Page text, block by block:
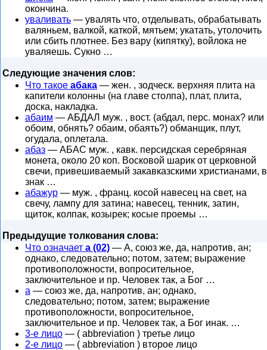
окончина.
уваливать — увалять что, отделывать, обрабатывать
валяньем, валкой, каткой, мятьем; укатать, утолочить
или сбить плотнее. Без вару (кипятку), войлока не
уваляешь. Сукно …
Следующие значения слов:
Что такое абака — жен. , зодческ. верхняя плита на
капители колонны (на главе столпа), плат, плита,
доска, накладка.
абаим — АБДАЛ муж. , вост. (абдал, перс. монах? или
обоим, обнять? обаим, обаять?) обманщик, плут,
огудала, оплетала.
абаз — АБАС муж. , кавк. персидская серебряная
монета, около 20 коп. Восковой шарик от церковной
свечи, привешиваемый закавказскими христианами, в
знак …
абажур — муж. , франц. косой навесец на свет, на
свечу, лампу для затина; навесец, тенник, затин,
щиток, колпак, козырек; косые проемы …
Предыдущие толкования слова:
Что означает а (02) — А, союз же, да, напротив, ан;
однако, следовательно; потом, затем; выражение
противоположности, вопросительное,
заключительное и пр. Человек так, а Бог …
а — союз же, да, напротив, ан; однако,
следовательно; потом, затем; выражение
противоположности, вопросительное,
заключительное и пр. Человек так, а Бог инак. …
3-е лицо — ( abbreviation ) третье лицо
2-е лицо — ( abbreviation ) второе лицо